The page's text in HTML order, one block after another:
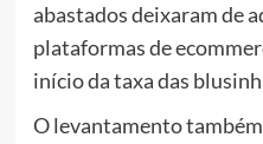
abastados deixaram de
plataformas de
início da taxa das
O levantamento